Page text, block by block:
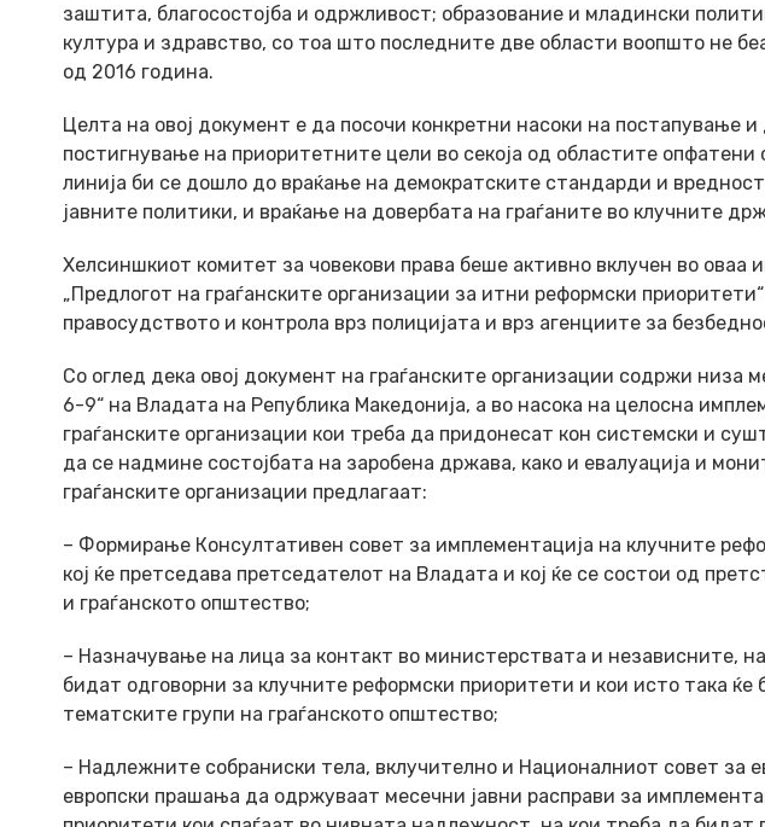
заштита, благосостојба и одржливост; образование и младински
култура и здравство, со тоа што последните две области воопшто не
од 2016 година.
Целта на овој документ е да посочи конкретни насоки на постапување
постигнување на приоритетните цели во секоја од областите опфатени
линија би се дошло до враќање на демократските стандарди и
јавните политики, и враќање на довербата на граѓаните во клучните
Хелсиншкиот комитет за човекови права беше активно вклучен во оваа
„Предлогот на граѓанските организации за итни реформски
правосудството и контрола врз полицијата и врз агенциите за
Со оглед дека овој документ на граѓанските организации содржи низа
6-9“ на Владата на Република Македонија, а во насока на целосна
граѓанските организации кои треба да придонесат кон системски и
да се надмине состојбата на заробена држава, како и евалуација и
граѓанските организации предлагаат:
– Формирање Консултативен совет за имплементација на клучните
кој ќе претседава претседателот на Владата и кој ќе се состои од
и граѓанското општество;
– Назначување на лица за контакт во министерствата и независните,
бидат одговорни за клучните реформски приоритети и кои исто така
тематските групи на граѓанското општество;
– Надлежните собраниски тела, вклучително и Националниот совет за
европски прашања да одржуваат месечни јавни расправи за